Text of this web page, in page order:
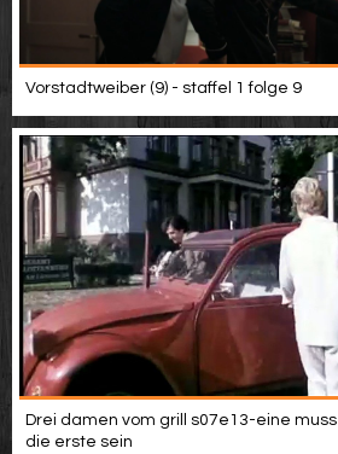
Vorstadtweiber (9) - staffel 1 folge 9
Drei damen vom grill s07e13-eine muss
die erste sein